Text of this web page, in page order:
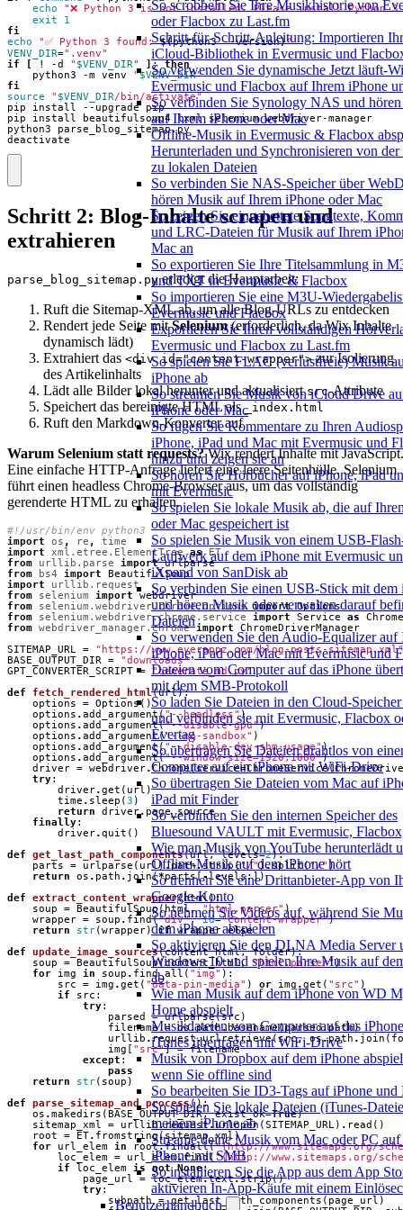
So scrobbeln Sie Ihre Musikhistorie von
oder Flacbox zu Last.fm
Schritt-für-Schritt-Anleitung: Importieren
iCloud-Bibliothek in Evermusic und
So verwenden Sie dynamische Jetzt läuft-
Evermusic und Flacbox auf Ihrem iPhone
So verbinden Sie Synology NAS und
auf Ihrem iPhone oder Mac
Offline-Musik in Evermusic & Flacbox
Herunterladen und Synchronisieren von
zu lokalen Dateien
So verbinden Sie NAS-Speicher über
hören Musik auf Ihrem iPhone oder Mac
So zeigen Sie eingebettete Songtexte,
und LRC-Dateien für Musik auf Ihrem
Mac an
So exportieren Sie Ihre Titelsammlung in
und TXT in Evermusic & Flacbox
So importieren Sie eine M3U-
Evermusic und Flacbox
Exportieren Sie Ihren vollständigen
Evermusic und Flacbox zu Last.fm
So spielen Sie FLAC (verlustfreie) Musik
iPhone ab
So streamen Sie Musik von iCloud Drive
iPhone oder Mac
So fügen Sie Kommentare zu Ihren
iPhone, iPad und Mac mit Evermusic und
hinzu und zeigen sie an
So hören Sie Hörbücher auf iPhone, iPad
mit Evermusic
So spielen Sie lokale Musik ab, die auf
oder Mac gespeichert ist
So spielen Sie Musik von einem USB-
Laufwerk auf dem iPhone mit Evermusic
iXpand von SanDisk ab
So verbinden Sie einen USB-Stick mit dem
und hören Musik oder verwalten darauf
Dateien
So verwenden Sie den Audio-Equalizer auf
iPhone, iPad oder Mac mit Evermusic und
Dateien vom Computer auf das iPhone
mit dem SMB-Protokoll
So laden Sie Dateien in den Cloud-
und verbinden sie mit Evermusic, Flacbox
Evertag
So übertragen Sie Dateien drahtlos von
Computer auf ein iPhone mit WiFi-Drive
So übertragen Sie Dateien vom Mac auf
iPad mit Finder
So verbinden Sie den internen Speicher des
Bluesound VAULT mit Evermusic,
Wie man Musik von YouTube herunterlädt
Offline-Musik auf dem iPhone hört
So trennen Sie eine Drittanbieter-App von
Google-Konto
So nehmen Sie Videos auf, während Sie
dem iPhone abspielen
So aktivieren Sie den DLNA Media Server
Windows 10 und spielen Ihre Musik auf
ab
Wie man Musik auf dem iPhone von WD
Home abspielt
Musikdateien vom Computer auf das
iTunes übertragen mit WiFi-Drive
Musik von Dropbox auf dem iPhone
wenn Sie offline sind
So bearbeiten Sie ID3-Tags auf iPhone und
So spielen Sie lokale Dateien (iTunes-
meinem iPhone ab
Streame deine Musik vom Mac oder PC auf
iPhone mit SMB
So installieren Sie die App aus dem App
aktivieren In-App-Käufe mit einem
Benutzerhandbuch
echo
"❌ Python 3 is not installed. Please install Python
exit
1
fi
echo
"✅ Python 3 found: $(python3 --version)"
VENV_DIR=".venv"
if
[ ! -d " $VENV_DIR" ]; then
    python3 -m venv
"$VENV_DIR"
fi
source
" $VENV_DIR/bin/activate"
deactivate
Schritt 2: Blog-Inhalte scrapen und
extrahieren
parse_blog_sitemap.pyerledigt die Hauptarbeit:
Ruft die Sitemap-XML ab, um alle Blog-URLs zu entdecken
Rendert jede Seite mitSelenium(erforderlich, da Wix Inhalte
dynamisch lädt)
Extrahiert das <div id="content-wrapper">zur Isolierung
des Artikelinhalts
Lädt alle Bilder lokal herunter und aktualisiertsrc-Attribute
Speichert das bereinigte HTML als_index.html
Ruft den Markdown-Konverter auf
Warum Selenium statt requests?Wix rendert Inhalte mit JavaScript.
Eine einfache HTTP-Anfrage liefert eine leere Seitenhülle. Selenium
führt einen headless Chrome-Browser aus, um das vollständig
gerenderte HTML zu erhalten.
#!/usr/bin/env python3
import
os , re ,
time
import
xml.etree.ElementTree as
ET
from
urllib.parse import urlparse
from
bs4 import
BeautifulSoup
import
urllib.request
from
selenium import
webdriver
from
selenium.webdriver.chrome.options import Options
from
selenium.webdriver.chrome.service import Service as
from webdriver_manager.chrome import
ChromeDriverManager
SITEMAP_URL
=
"https://www.everappz.com/blog-posts-sitemap.xml"
BASE_OUTPUT_DIR
=
"downloads"
GPT_CONVERTER_SCRIPT =
"generate_md.py"
def
fetch_rendered_html(url):
options
= Options()
options .add_argument("--headless")
options .add_argument("--disable-gpu")
options .add_argument("--no-sandbox" )
options .add_argument("--disable-dev-shm-usage")
options .add_argument("--window-size=1920,1080")
driver = webdriver.Chrome(service=ChromeService(
try:
driver.get ( url )
time . sleep (3 )
return
driver. page_source
finally:
driver.quit ()
def
get_last_path_components(url, levels=2):
parts
= urlparse ( url ).path.strip ("/").split("/" )
return
os . path . join(*parts[-levels:])
def
extract_content_wrapper( html):
soup
= BeautifulSoup(html, "html.parser")
wrapper = soup . find("div", id="content-wrapper")
return
str(wrapper) if wrapper else
""
def
update_image_sources(content_html, folder):
soup
= BeautifulSoup(content_html, "html.parser")
for
img in soup . find_all ( "img" ):
src
= img .get ( "data-pin-media" ) or img .get ( "src" )
if
src :
try:
parsed
= urlparse(src )
filename = os.path. basename(parsed.path)
urllib .request.urlretrieve(src, os.path . join (
img [ "src"] = filename
except :
pass
return
str( soup )
def
parse_sitemap_and_process():
os .makedirs (BASE_OUTPUT_DIR, exist_ok=True)
sitemap_xml
= urllib.request.urlopen (SITEMAP_URL ) . read ()
root
= ET. fromstring(sitemap_xml )
for
url_elem in root.findall("{http://www.sitemaps.org/
loc_elem = url_elem.find( "{http://www.sitemaps.org/
if
loc_elem is not None:
page_url
= loc_elem.text.strip()
try:
subpath
= get_last_path_components ( page_url )